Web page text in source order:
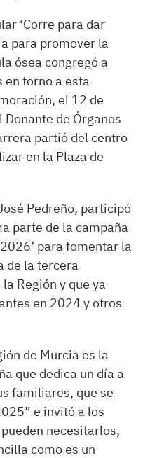
‘Corre para dar
para promover la
ósea congregó a
torno a esta
el 12 de
de Órganos
partió del centro
en la Plaza de
Pedreño, participó
parte de la campaña
para fomentar la
de la tercera
Región y que ya
en 2024 y otros
de Murcia es la
que dedica un día a
familiares, que se
e invitó a los
necesitarlos,
como es un